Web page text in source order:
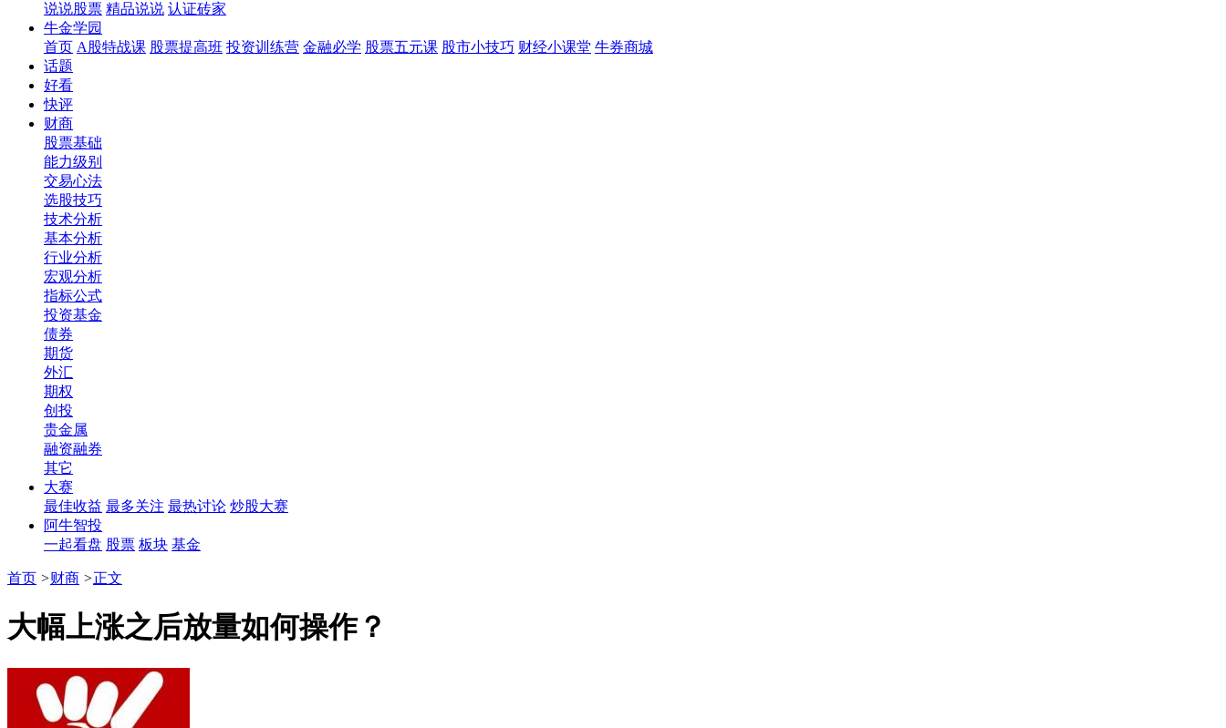
说说股票 精品说说 认证砖家
牛金学园
首页 A股特战课 股票提高班 投资训练营 金融必学 股票五元课 股市小技巧 财经小课堂 牛券商城
话题
好看
快评
财商
股票基础
能力级别
交易心法
选股技巧
技术分析
基本分析
行业分析
宏观分析
指标公式
投资基金
债券
期货
外汇
期权
创投
贵金属
融资融券
其它
大赛
最佳收益 最多关注 最热讨论 炒股大赛
阿牛智投
一起看盘 股票 板块 基金
首页 >财商 >正文
大幅上涨之后放量如何操作？